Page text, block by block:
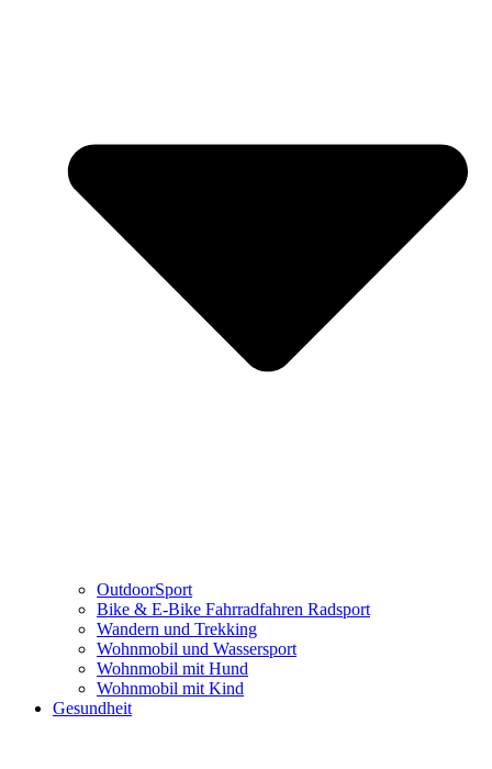
OutdoorSport
Bike & E-Bike Fahrradfahren Radsport
Wandern und Trekking
Wohnmobil und Wassersport
Wohnmobil mit Hund
Wohnmobil mit Kind
Gesundheit